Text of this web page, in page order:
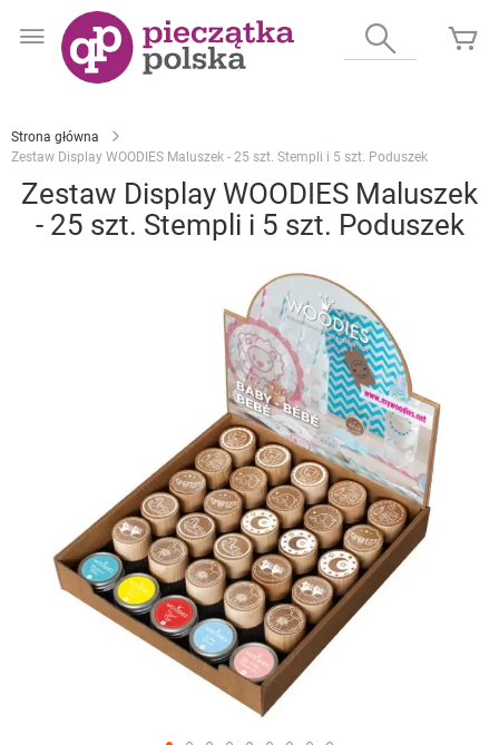
do
Wyszukaj
Strona główna
Zestaw Display WOODIES Maluszek - 25 szt. Stempli i 5 szt. Poduszek
Zestaw Display WOODIES Maluszek
- 25 szt. Stempli i 5 szt. Poduszek